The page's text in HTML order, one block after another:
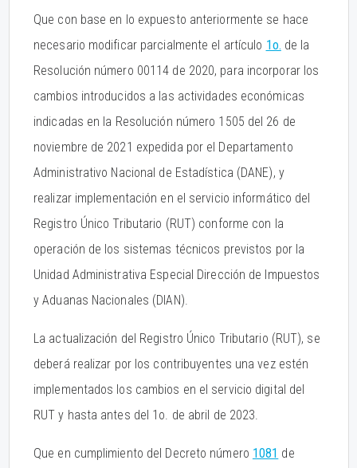
Que con base en lo expuesto anteriormente se hace
necesario modificar parcialmente el artículo 1o. de la
Resolución número 00114 de 2020, para incorporar los
cambios introducidos a las actividades económicas
indicadas en la Resolución número 1505 del 26 de
noviembre de 2021 expedida por el Departamento
Administrativo Nacional de Estadística (DANE), y
realizar implementación en el servicio informático del
Registro Único Tributario (RUT) conforme con la
operación de los sistemas técnicos previstos por la
Unidad Administrativa Especial Dirección de Impuestos
y Aduanas Nacionales (DIAN).
La actualización del Registro Único Tributario (RUT), se
deberá realizar por los contribuyentes una vez estén
implementados los cambios en el servicio digital del
RUT y hasta antes del 1o. de abril de 2023.
Que en cumplimiento del Decreto número 1081 de